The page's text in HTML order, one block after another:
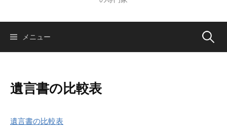
メニュー 検
遺言書の比較表
遺言書の比較表